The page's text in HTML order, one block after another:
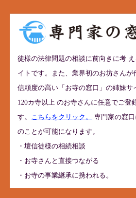
徒様の法律問題の相談に前向きに考
イトです。また、業界初のお坊さんが
信頼度の高い「お寺の窓口」の姉妹サ
120カ寺以上 のお寺さんに任意でご登
す。
こちらをクリック。
専門家の窓
のことが可能になります。
・壇信徒様の相続相談
・お寺さんと直接つながる
・お寺の事業継承に携われる。